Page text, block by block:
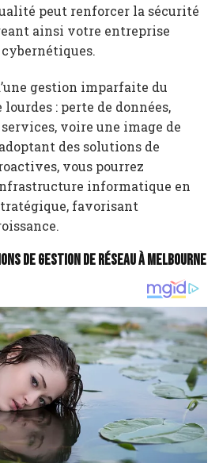
peut renforcer la sécurité
ainsi votre entreprise
gestion imparfaite du
: perte de données,
voire une image de
des solutions de
vous pourrez
informatique en
favorisant
de gestion de réseau à Melbourne